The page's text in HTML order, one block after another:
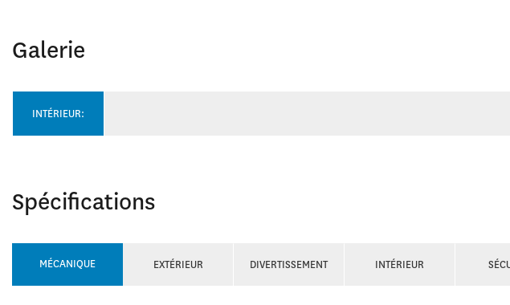
Galerie
INTÉRIEUR:
Spécifications
MÉCANIQUE EXTÉRIEUR DIVERTISSEMENT INTÉRIEUR